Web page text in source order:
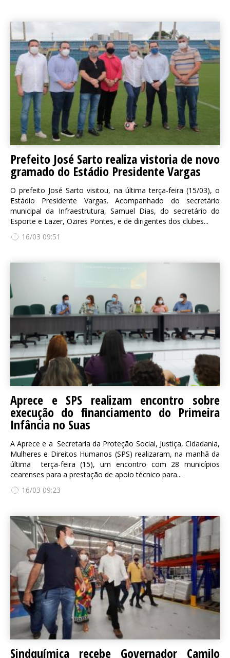
Prefeito José Sarto realiza vistoria de novo
gramado do Estádio Presidente Vargas
O prefeito José Sarto visitou, na última terça-feira (15/03), o
Estádio Presidente Vargas. Acompanhado do secretário
municipal da Infraestrutura, Samuel Dias, do secretário do
Esporte e Lazer, Ozires Pontes, e de dirigentes dos clubes...
16/03 09:51
Aprece e SPS realizam encontro sobre
execução do financiamento do Primeira
Infância no Suas
A Aprece e a Secretaria da Proteção Social, Justiça, Cidadania,
Mulheres e Direitos Humanos (SPS) realizaram, na manhã da
última terça-feira (15), um encontro com 28 municípios
cearenses para a prestação de apoio técnico para...
16/03 09:23
Sindquímica recebe Governador Camilo